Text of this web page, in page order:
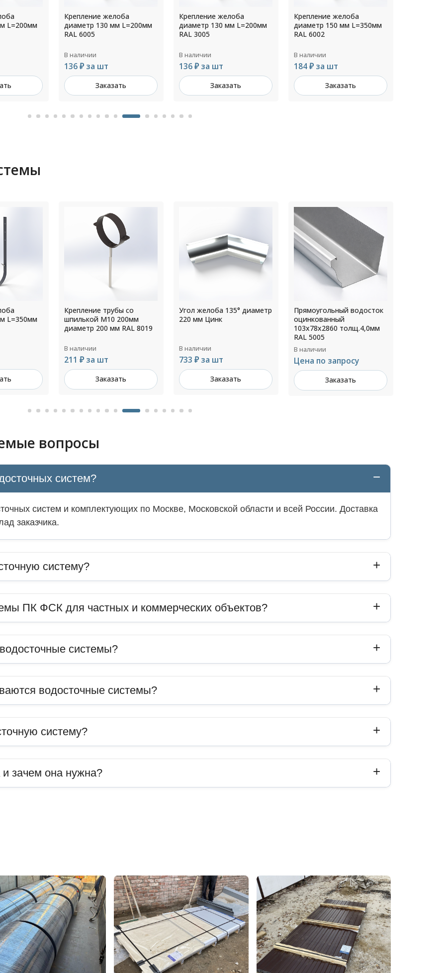
L=200мм
Крепление желоба
диаметр 130 мм L=200мм
RAL 3005
В наличии
136 ₽ за шт
Заказать
Крепление желоба
диаметр 150 мм L=350мм
RAL 6002
В наличии
184 ₽ за шт
Заказать
Крепление желоба
диаметр 130 мм L=350мм
RAL 1014
В наличии
163 ₽ за шт
Заказать
со
200мм
8019
Угол желоба 135° диаметр
220 мм Цинк
В наличии
733 ₽ за шт
Заказать
Прямоугольный водосток
оцинкованный
В наличии
Цена по запросу
Заказать
Профнастил Н57 РЕ
0,8х801/750х3000мм RAL
8019
В наличии
1 200 ₽ за м²
Заказать
вопросы
систем?
систем и комплектующих по Москве, Московской области и всей России. Доставка
заказчика.
систему?
ПК ФСК для частных и коммерческих объектов?
системы?
водосточные системы?
систему?
и зачем она нужна?